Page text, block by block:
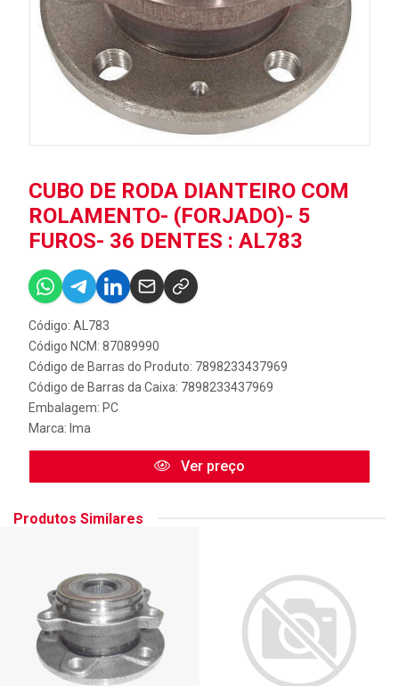
CUBO DE RODA DIANTEIRO COM
ROLAMENTO- (FORJADO)- 5
FUROS- 36 DENTES : AL783
Código: AL783
Código NCM: 87089990
Código de Barras do Produto: 7898233437969
Código de Barras da Caixa: 7898233437969
Embalagem: PC
Marca: Ima
Ver preço
Produtos Similares